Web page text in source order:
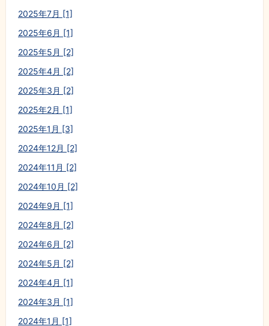
2025年7月 [1]
2025年6月 [1]
2025年5月 [2]
2025年4月 [2]
2025年3月 [2]
2025年2月 [1]
2025年1月 [3]
2024年12月 [2]
2024年11月 [2]
2024年10月 [2]
2024年9月 [1]
2024年8月 [2]
2024年6月 [2]
2024年5月 [2]
2024年4月 [1]
2024年3月 [1]
2024年1月 [1]